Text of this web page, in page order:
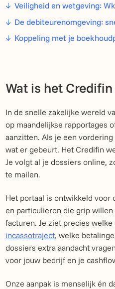
Veiligheid en wetgeving:
De debiteurenomgeving:
Koppeling met je
Wat is het
In de snelle zakelijke wereld
op maandelijkse rapportages
aanzitten. Als je een
wat er gebeurt. Het Credifin
Je volgt al je dossiers online,
te mailen.
Het portaal is ontwikkeld voor
en particulieren die grip willen
facturen. Je ziet precies
incassotraject, welke
dossiers extra aandacht
voor jouw bedrijf en je
Onze aanpak is menselijk én